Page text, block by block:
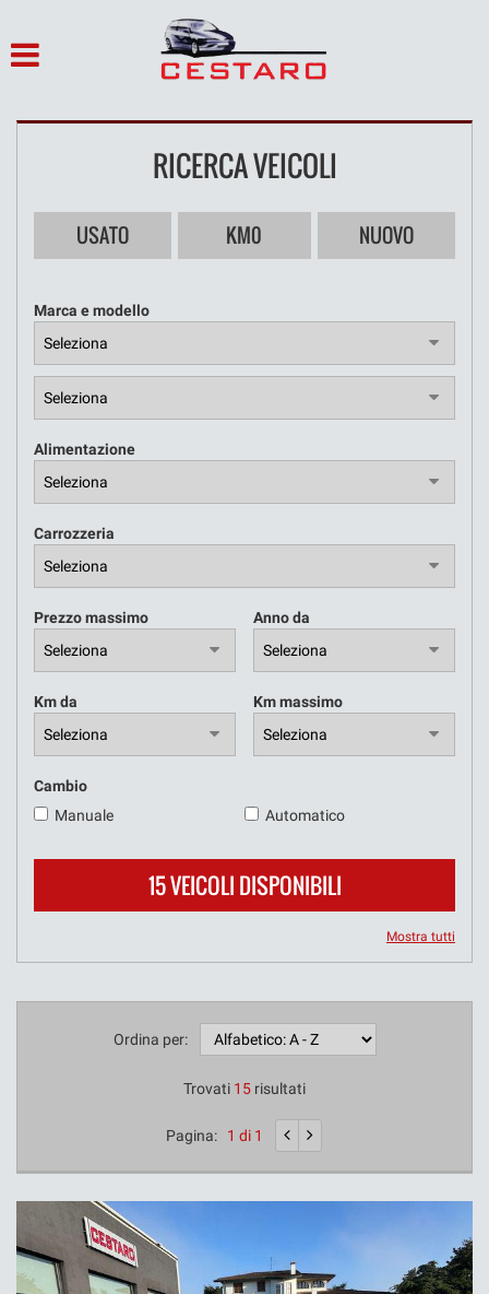
ASSISTENZA
CONTATTI
NOLEGGIO
OFFICINA
NOLEGGIO A BREVE E LUNGO
TERMINE
RICERCA VEICOLI
USATO KM0 NUOVO
Marca e modello
Alimentazione
Carrozzeria
Prezzo massimo Anno da
Km da Km massimo
Cambio
Manuale
Automatico
15 VEICOLI DISPONIBILI
Mostra tutti
Ordina per:
Trovati 15 risultati
Pagina: 1 di 1